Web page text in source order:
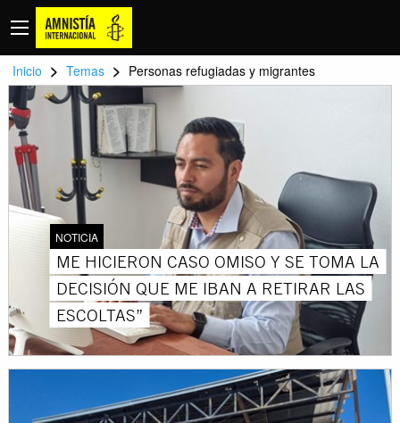
Inicio > Temas > Personas refugiadas y migrantes
NOTICIA
ME HICIERON CASO OMISO Y SE TOMA LA
DECISIÓN QUE ME IBAN A RETIRAR LAS
ESCOLTAS”